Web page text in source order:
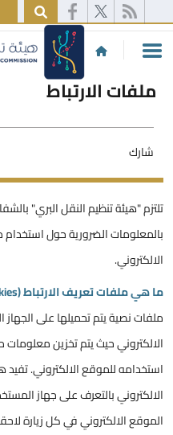
ملفات الارتباط
شارك
تلتزم "هيئة تنظيم النقل البري"
بالمعلومات الضرورية حول استخدام
الالكتروني.
ما هي ملفات تعريف الارتباط (Cookies)
ملفات نصية يتم تحميلها على
الالكتروني حيث يتم تخزين
استخدامه للموقع الالكتروني.
الالكتروني بالتعرف على جهاز
الموقع الالكتروني في كل زيارة